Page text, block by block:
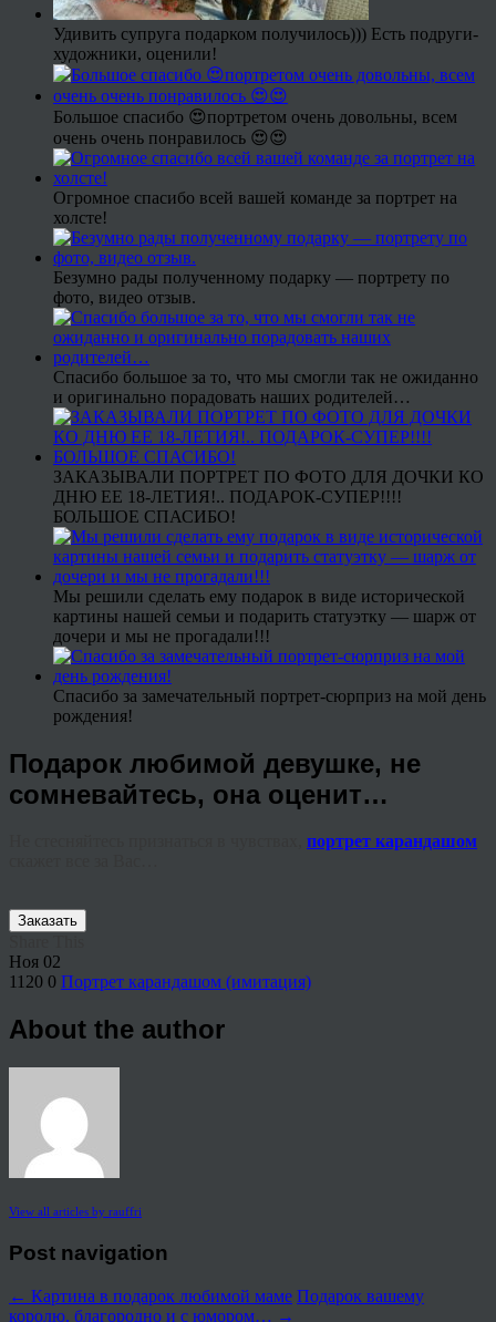
Удивить супруга подарком получилось))) Есть подруги-
художники, оценили!
Большое спасибо 😍портретом очень довольны, всем
очень очень понравилось 😍😍
Огромное спасибо всей вашей команде за портрет на
холсте!
Безумно рады полученному подарку — портрету по
фото, видео отзыв.
Спасибо большое за то, что мы смогли так не ожиданно
и оригинально порадовать наших родителей…
ЗАКАЗЫВАЛИ ПОРТРЕТ ПО ФОТО ДЛЯ ДОЧКИ КО
ДНЮ ЕЕ 18-ЛЕТИЯ!.. ПОДАРОК-СУПЕР!!!!
БОЛЬШОЕ СПАСИБО!
Мы решили сделать ему подарок в виде исторической
картины нашей семьи и подарить статуэтку — шарж от
дочери и мы не прогадали!!!
Спасибо за замечательный портрет-сюрприз на мой день
рождения!
Подарок любимой девушке, не
сомневайтесь, она оценит…
портрет карандашом
Заказать
Ноя 02
1120 0 Портрет карандашом (имитация)
About the author
View all articles by rauffri
Post navigation
← Картина в подарок любимой маме Подарок вашему
королю, благородно и с юмором… →